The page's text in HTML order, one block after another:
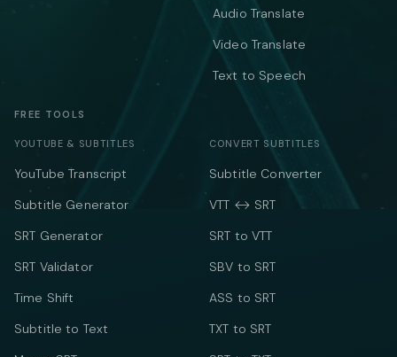
Audio Translate
Video Translate
Text to Speech
FREE TOOLS
YOUTUBE & SUBTITLES
YouTube Transcript
Subtitle Generator
SRT Generator
SRT Validator
Time Shift
Subtitle to Text
CONVERT SUBTITLES
Subtitle Converter
VTT ↔ SRT
SRT to VTT
SBV to SRT
ASS to SRT
TXT to SRT